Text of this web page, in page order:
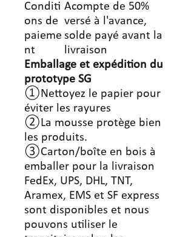
Conditi
ons de
paieme
nt
Acompte de 50%
versé à l'avance,
solde payé avant la
livraison
Emballage et expédition du
prototype SG
①Nettoyez le papier pour
éviter les rayures
②La mousse protège bien
les produits.
③Carton/boîte en bois à
emballer pour la livraison
FedEx, UPS, DHL, TNT,
Aramex, EMS et SF express
sont disponibles et nous
pouvons utiliser le